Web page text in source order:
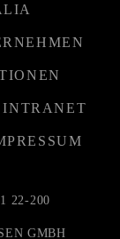
INTRANET
22-200
GMBH